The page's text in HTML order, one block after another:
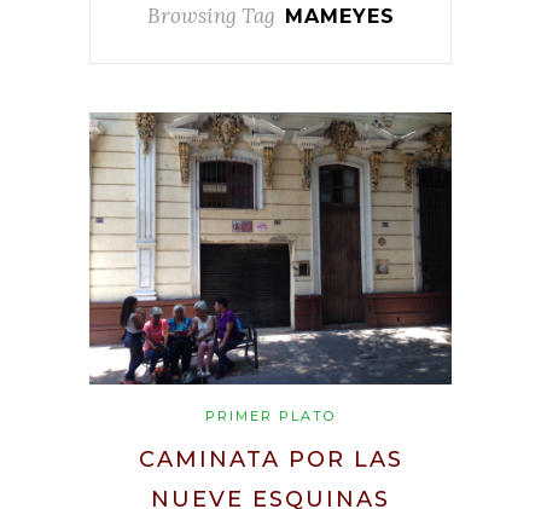
Browsing Tag MAMEYES
PRIMER PLATO
CAMINATA POR LAS
NUEVE ESQUINAS